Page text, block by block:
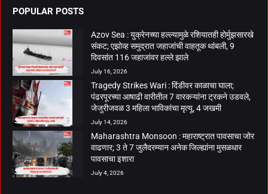
POPULAR POSTS
Azov Sea : युक्रेनच्या हल्ल्यामुळे रशियातही होर्मुझसारखे
संकट; एझोव्ह समुद्रात जहाजांची वाहतूक थांबली, 9
दिवसांत 116 जहाजांवर हल्ले झाले
July 16, 2026
Tragedy Strikes Wari : दिंडीवर काळाचा घाला;
पंढरपूरच्या आषाढी वारीतील 7 वारकऱ्यांना ट्रकने उडवले,
जेजुरीजवळ 3 महिला भाविकांचा मृत्यू, 4 जखमी
July 14, 2026
Maharashtra Monsoon : महाराष्ट्रात पावसाचा जोर
वाढणार; 3 ते 7 जुलैदरम्यान अनेक जिल्ह्यांना मुसळधार
पावसाचा इशारा
July 4, 2026